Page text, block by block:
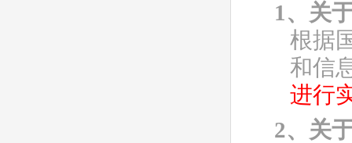
1、关
根据
和信
进行
2、关